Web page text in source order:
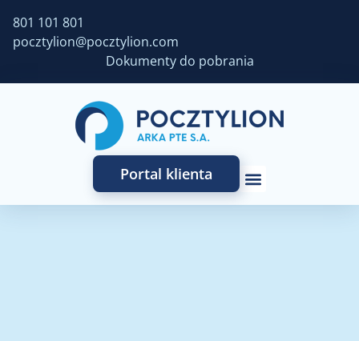
801 101 801
pocztylion@pocztylion.com
Dokumenty do pobrania
Portal klienta